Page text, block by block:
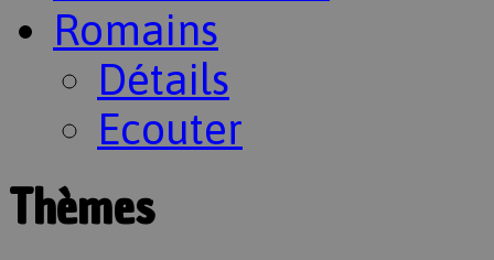
Romains
Détails
Ecouter
Thèmes